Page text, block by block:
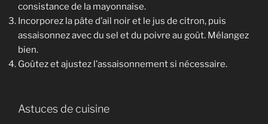
consistance de la mayonnaise.
Incorporez la pâte d’ail noir et le jus de citron, puis
assaisonnez avec du sel et du poivre au goût. Mélangez
bien.
Goûtez et ajustez l’assaisonnement si nécessaire.
Astuces de cuisine